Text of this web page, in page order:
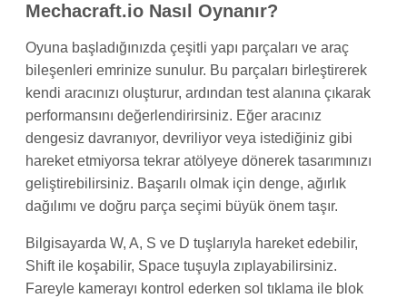
Mechacraft.io Nasıl Oynanır?
Oyuna başladığınızda çeşitli yapı parçaları ve araç
bileşenleri emrinize sunulur. Bu parçaları birleştirerek
kendi aracınızı oluşturur, ardından test alanına çıkarak
performansını değerlendirirsiniz. Eğer aracınız
dengesiz davranıyor, devriliyor veya istediğiniz gibi
hareket etmiyorsa tekrar atölyeye dönerek tasarımınızı
geliştirebilirsiniz. Başarılı olmak için denge, ağırlık
dağılımı ve doğru parça seçimi büyük önem taşır.
Bilgisayarda W, A, S ve D tuşlarıyla hareket edebilir,
Shift ile koşabilir, Space tuşuyla zıplayabilirsiniz.
Fareyle kamerayı kontrol ederken sol tıklama ile blok